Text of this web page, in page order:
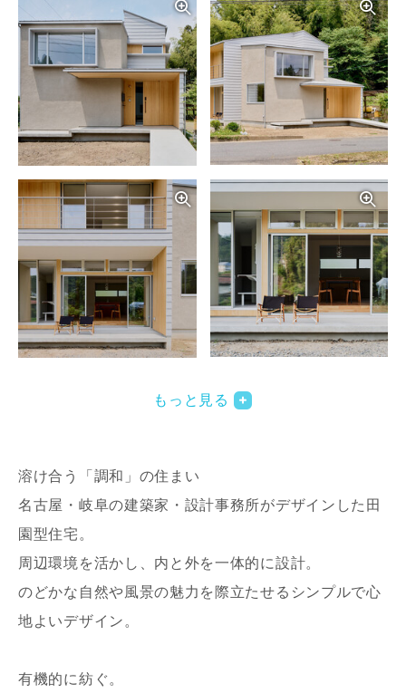
写真を拡大する
写真を拡大する
もっと見る
溶け合う「調和」の住まい
名古屋・岐阜の建築家・設計事務所がデザインした田
園型住宅。
周辺環境を活かし、内と外を一体的に設計。
のどかな自然や風景の魅力を際立たせるシンプルで心
地よいデザイン。
有機的に紡ぐ。